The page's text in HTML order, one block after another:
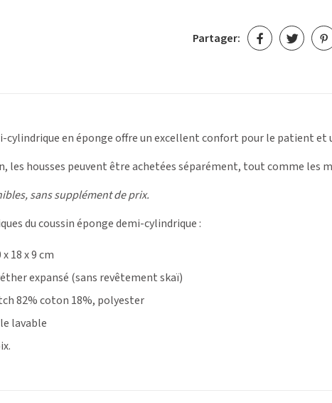
Partager:
cylindrique en éponge offre un excellent confort pour le patient et
les housses peuvent être achetées séparément, tout comme les
sans supplément de prix.
du coussin éponge demi-cylindrique :
18 x 9 cm
expansé (sans revêtement skaï)
82% coton 18%, polyester
lavable